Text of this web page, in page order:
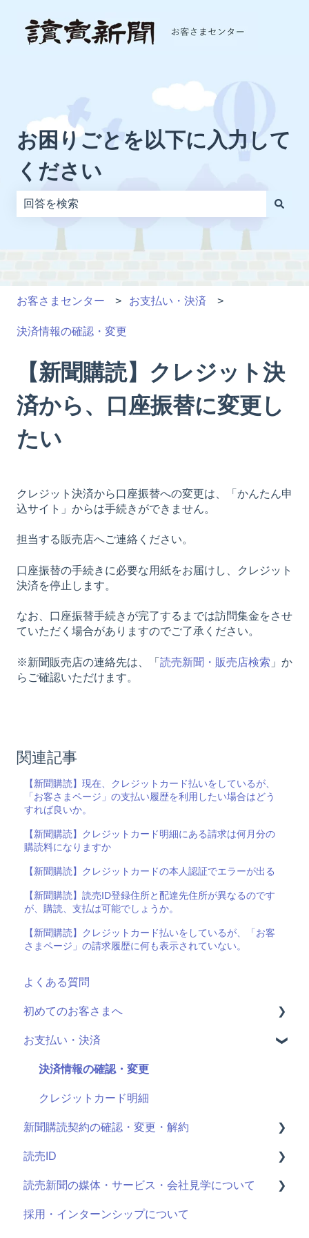
お困りごとを以下に入力して
ください
お客さまセンター お支払い・決済
決済情報の確認・変更
【新聞購読】クレジット決
済から、口座振替に変更し
たい
クレジット決済から口座振替への変更は、「かんたん申
込サイト」からは手続きができません。
担当する販売店へご連絡ください。
口座振替の手続きに必要な用紙をお届けし、クレジット
決済を停止します。
なお、口座振替手続きが完了するまでは訪問集金をさせ
ていただく場合がありますのでご了承ください。
※新聞販売店の連絡先は、「 読売新聞・販売店検索 」か
らご確認いただけます。
関連記事
【新聞購読】現在、クレジットカード払いをしているが、
「お客さまページ」の支払い履歴を利用したい場合はどう
すれば良いか。
【新聞購読】クレジットカード明細にある請求は何月分の
購読料になりますか
【新聞購読】クレジットカードの本人認証でエラーが出る
【新聞購読】読売ID登録住所と配達先住所が異なるのです
が、購読、支払は可能でしょうか。
【新聞購読】クレジットカード払いをしているが、「お客
さまページ」の請求履歴に何も表示されていない。
よくある質問
初めてのお客さまへ
読売ID登録
読売かんたん申込サイトとは
申し込み手続きの方法
申し込む新聞の選択
契約期間・料金
決済方法の選択
お支払い・決済
決済情報の確認・変更
クレジットカード明細
新聞購読契約の確認・変更・解約
最近お申し込みされた方
購読中商品の確認・変更・解約
個人情報の確認・変更
読売ID
登録情報
ログイン方法
読売新聞の媒体・サービス・会社見学について
読売新聞の媒体について
採用・インターンシップについて